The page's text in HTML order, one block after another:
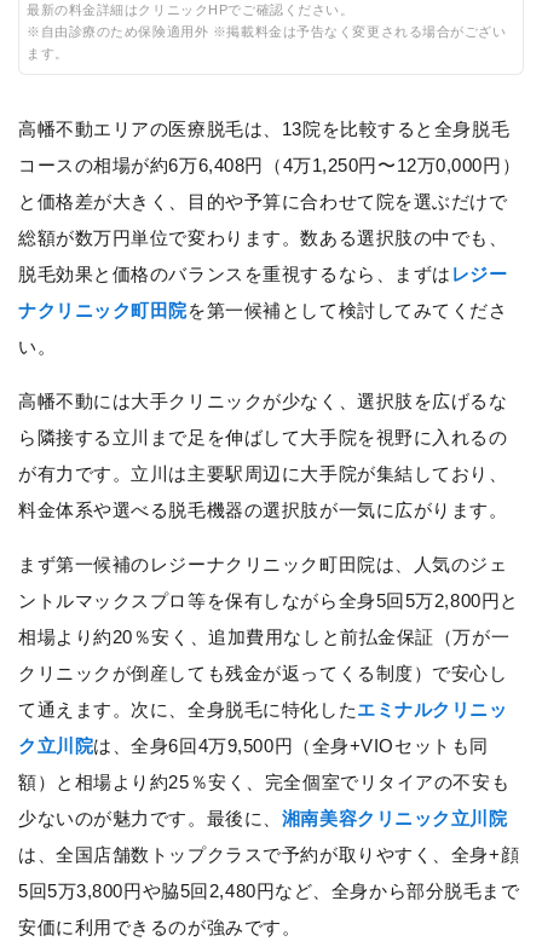
最新の料金詳細はクリニックHPでご確認ください。
※自由診療のため保険適用外 ※掲載料金は予告なく変更される場合がござい
ます。
高幡不動エリアの医療脱毛は、13院を比較すると全身脱毛
コースの相場が約6万6,408円（4万1,250円〜12万0,000円）
と価格差が大きく、目的や予算に合わせて院を選ぶだけで
総額が数万円単位で変わります。数ある選択肢の中でも、
脱毛効果と価格のバランスを重視するなら、まずは レジー
ナクリニック町田院を第一候補として検討してみてくださ
い。
高幡不動には大手クリニックが少なく、選択肢を広げるな
ら隣接する立川まで足を伸ばして大手院を視野に入れるの
が有力です。立川は主要駅周辺に大手院が集結しており、
料金体系や選べる脱毛機器の選択肢が一気に広がります。
まず第一候補のレジーナクリニック町田院は、人気のジェ
ントルマックスプロ等を保有しながら全身5回5万2,800円と
相場より約20％安く、追加費用なしと前払金保証（万が一
クリニックが倒産しても残金が返ってくる制度）で安心し
て通えます。次に、全身脱毛に特化したエミナルクリニッ
ク立川院は、全身6回4万9,500円（全身+VIOセットも同
額）と相場より約25％安く、完全個室でリタイアの不安も
少ないのが魅力です。最後に、 湘南美容クリニック立川院
は、全国店舗数トップクラスで予約が取りやすく、全身+顔
5回5万3,800円や脇5回2,480円など、全身から部分脱毛まで
安価に利用できるのが強みです。